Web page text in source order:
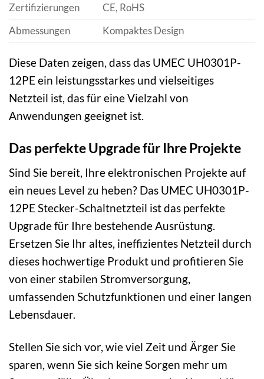
Zertifizierungen
CE, RoHS
Abmessungen
Kompaktes Design
Diese Daten zeigen, dass das UMEC UH0301P-
12PE ein leistungsstarkes und vielseitiges
Netzteil ist, das für eine Vielzahl von
Anwendungen geeignet ist.
Das perfekte Upgrade für Ihre Projekte
Sind Sie bereit, Ihre elektronischen Projekte auf
ein neues Level zu heben? Das UMEC UH0301P-
12PE Stecker-Schaltnetzteil ist das perfekte
Upgrade für Ihre bestehende Ausrüstung.
Ersetzen Sie Ihr altes, ineffizientes Netzteil durch
dieses hochwertige Produkt und profitieren Sie
von einer stabilen Stromversorgung,
umfassenden Schutzfunktionen und einer langen
Lebensdauer.
Stellen Sie sich vor, wie viel Zeit und Ärger Sie
sparen, wenn Sie sich keine Sorgen mehr um